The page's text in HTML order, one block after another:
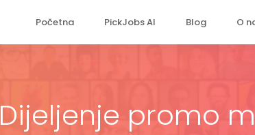
Početna PickJobs AI Blog O
Dijeljenje promo